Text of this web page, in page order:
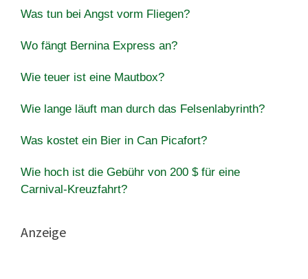
Was tun bei Angst vorm Fliegen?
Wo fängt Bernina Express an?
Wie teuer ist eine Mautbox?
Wie lange läuft man durch das Felsenlabyrinth?
Was kostet ein Bier in Can Picafort?
Wie hoch ist die Gebühr von 200 $ für eine
Carnival-Kreuzfahrt?
Anzeige